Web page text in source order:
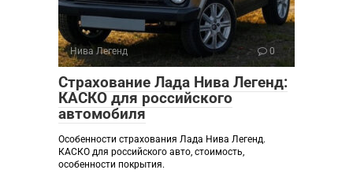
Нива Легенд 0
Страхование Лада Нива Легенд:
КАСКО для российского
автомобиля
Особенности страхования Лада Нива Легенд.
КАСКО для российского авто, стоимость,
особенности покрытия.